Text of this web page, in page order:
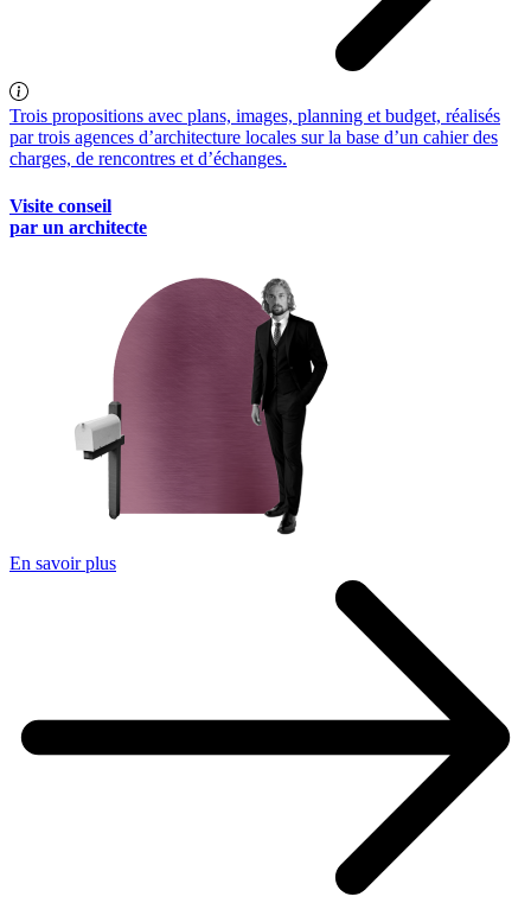
Trois propositions avec plans, images, planning et budget, réalisés
par trois agences d’architecture locales sur la base d’un cahier des
charges, de rencontres et d’échanges.
Visite conseil
par un architecte
En savoir plus